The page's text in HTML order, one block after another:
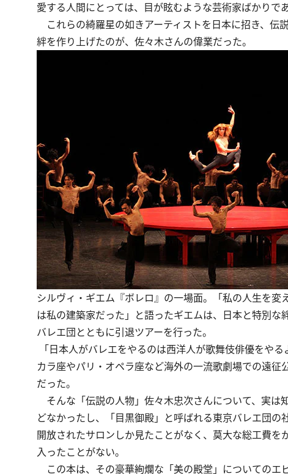
愛する人間にとっては、目が眩むような芸術家ばかりであ
これらの綺羅星の如きアーティストを日本に招き、伝
絆を作り上げたのが、佐々木さんの偉業だった。
シルヴィ・ギエム『ボレロ』の一場面。「私の人生を変
は私の建築家だった」と語ったギエムは、日本と特別な
バレエ団とともに引退ツアーを行った。
「日本人がバレエをやるのは西洋人が歌舞伎俳優をや
カラ座やパリ・オペラ座など海外の一流歌劇場での遠
だった。
そんな「伝説の人物」佐々木忠次さんについて、実は
どなかったし、「目黒御殿」と呼ばれる東京バレエ団
開放されたサロンしか見たことがなく、莫大な総工費
入ったことがない。
この本は、その豪華絢爛な「美の殿堂」についてのエ